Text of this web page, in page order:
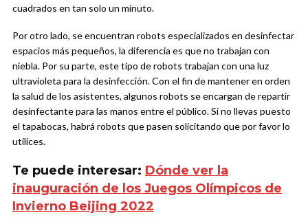
cuadrados en tan solo un minuto.
Por otro lado, se encuentran robots especializados en desinfectar
espacios más pequeños, la diferencia es que no trabajan con
niebla. Por su parte, este tipo de robots trabajan con una luz
ultravioleta para la desinfección. Con el fin de mantener en orden
la salud de los asistentes, algunos robots se encargan de repartir
desinfectante para las manos entre el público. Si no llevas puesto
el tapabocas, habrá robots que pasen solicitando que por favor lo
utilices.
Te puede interesar: Dónde ver la
inauguración de los Juegos Olímpicos de
Invierno Beijing 2022